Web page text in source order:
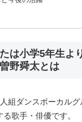
は小学5年生よ
野舜太とは
組ダンスボーカルグ
歌手・俳優です。